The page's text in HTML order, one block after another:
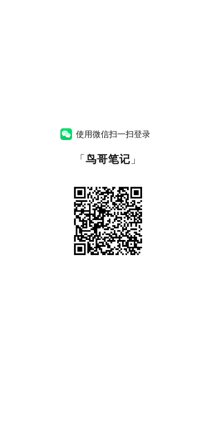
使用微信扫一扫登录
「鸟哥笔记 」